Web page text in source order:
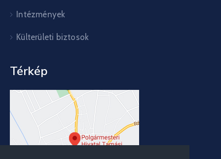
Intézmények
Külterületi biztosok
Térkép